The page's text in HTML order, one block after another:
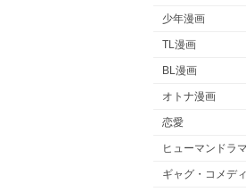
少年漫画
TL漫画
BL漫画
オトナ漫画
恋愛
ヒューマンドラマ
ギャグ・コメデ